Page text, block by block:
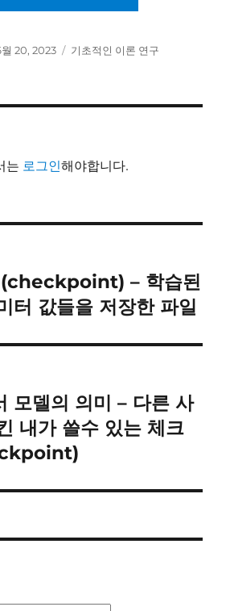
20, 2023
카
기초적인 이론 연구
는 로그인해야합니다.
(checkpoint) – 학습된
터 값들을 저장한 파일
모델의 의미 – 다른 사
내가 쓸수 있는 체크